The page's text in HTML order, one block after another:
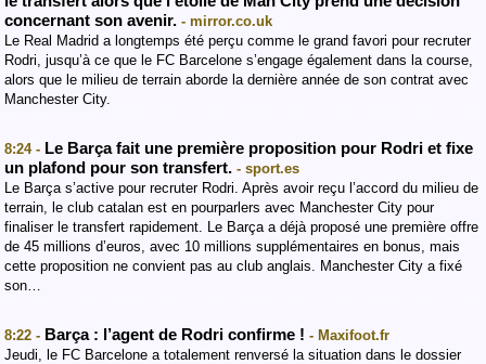
concernant son avenir. - mirror.co.uk
Le Real Madrid a longtemps été perçu comme le grand favori pour recruter
Rodri, jusqu’à ce que le FC Barcelone s’engage également dans la course,
alors que le milieu de terrain aborde la dernière année de son contrat avec
Manchester City.
8:24 - Le Barça fait une première proposition pour Rodri et fixe
un plafond pour son transfert. - sport.es
Le Barça s’active pour recruter Rodri. Après avoir reçu l’accord du milieu de
terrain, le club catalan est en pourparlers avec Manchester City pour
finaliser le transfert rapidement. Le Barça a déjà proposé une première offre
de 45 millions d’euros, avec 10 millions supplémentaires en bonus, mais
cette proposition ne convient pas au club anglais. Manchester City a fixé
son…
8:22 - Barça : l’agent de Rodri confirme ! - Maxifoot.fr
Jeudi, le FC Barcelone a totalement renversé la situation dans le dossier